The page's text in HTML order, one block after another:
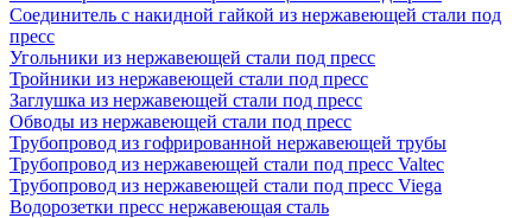
Соединитель с накидной гайкой из нержавеющей стали под
пресс
Угольники из нержавеющей стали под пресс
Тройники из нержавеющей стали под пресс
Заглушка из нержавеющей стали под пресс
Обводы из нержавеющей стали под пресс
Трубопровод из гофрированной нержавеющей трубы
Трубопровод из нержавеющей стали под пресс Valtec
Трубопровод из нержавеющей стали под пресс Viega
Водорозетки пресс нержавеющая сталь